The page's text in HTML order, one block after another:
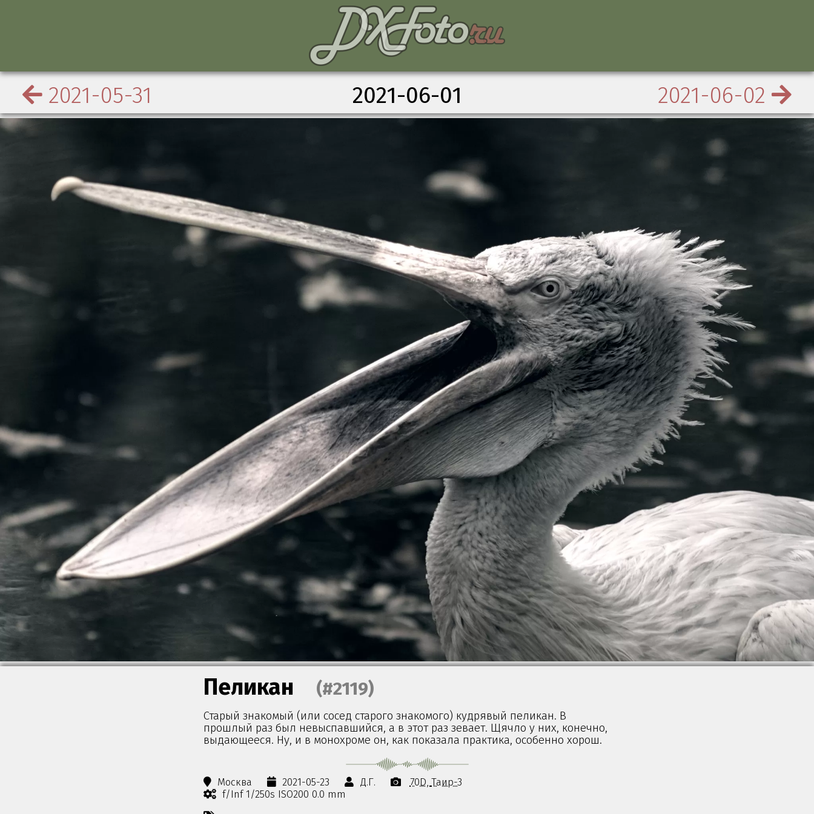
2021-05-31 2021-06-01 2021-06-02
Пеликан (#2119)
Старый знакомый (или сосед старого знакомого) кудрявый пеликан. В
прошлый раз был невыспавшийся, а в этот раз зевает. Щячло у них, конечно,
выдающееся. Ну, и в монохроме он, как показала практика, особенно хорош.
Москва 2021-05-23 Д.Г. 70D Таир-3
f/Inf 1/250s ISO200 0.0 mm